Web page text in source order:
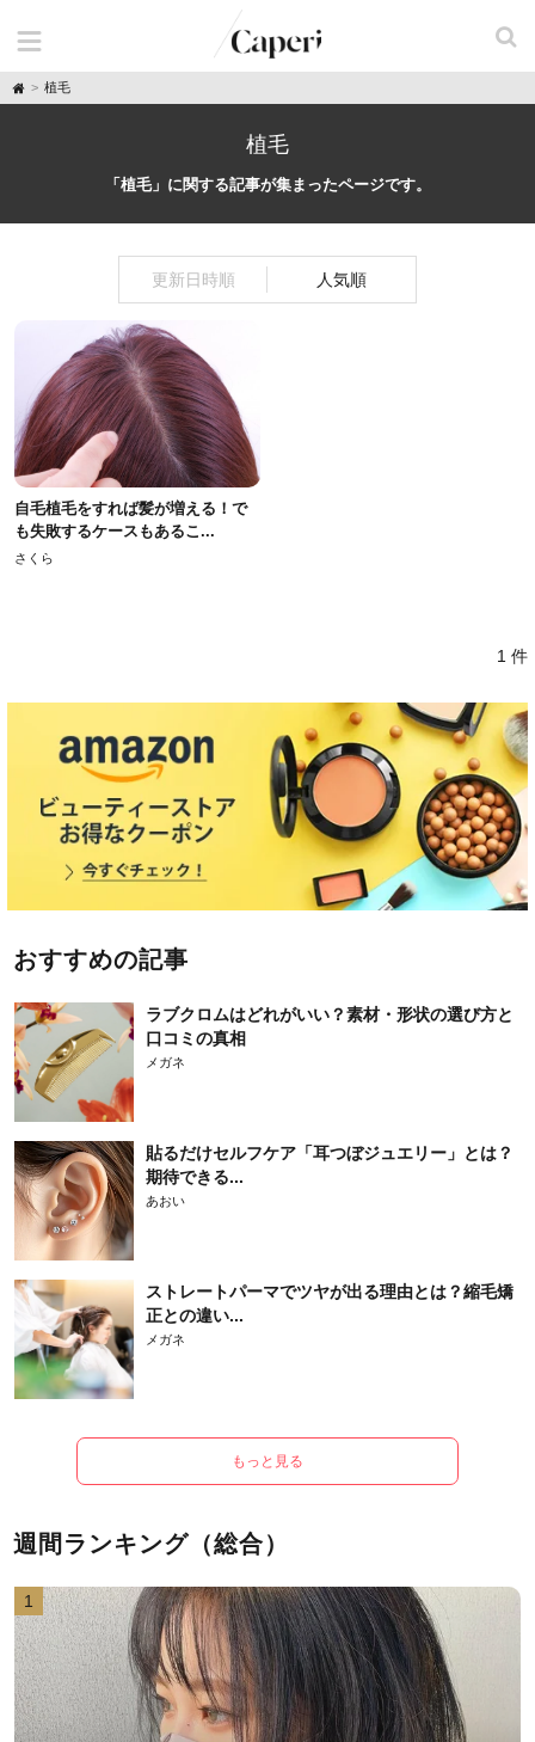
H
o
植毛
植毛
「植毛」に関する記事が集まったページです。
更新日時順 人気順
自毛植毛をすれば髪が増える！で
も失敗するケースもあるこ...
さくら
1 件
おすすめの記事
ラブクロムはどれがいい？素材・形状の選び方と
口コミの真相
メガネ
貼るだけセルフケア「耳つぼジュエリー」とは？
期待できる...
あおい
ストレートパーマでツヤが出る理由とは？縮毛矯
正との違い...
メガネ
もっと見る
週間ランキング（総合）
1